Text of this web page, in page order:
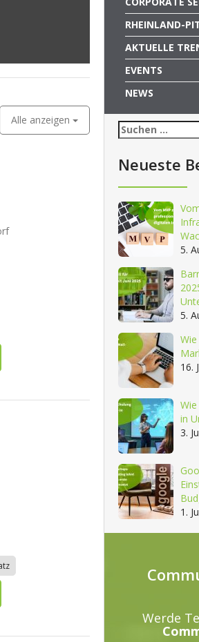
Alle anzeigen
RHEINLAND-
AKTUELLE
EVENTS
NEWS
Suchen
nach:
Neueste
5.
5.
16.
in
3.
1.
Werde